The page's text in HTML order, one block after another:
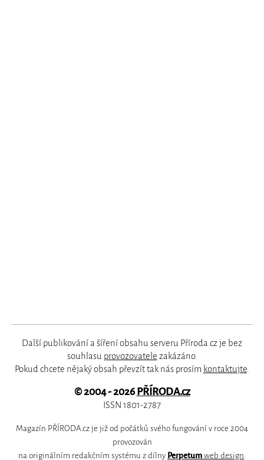
Další publikování a šíření obsahu serveru Příroda.cz je bez
souhlasu provozovatele zakázáno.
Pokud chcete nějaký obsah převzít tak nás prosím kontaktujte.
© 2004 - 2026PŘÍRODA.cz
ISSN 1801-2787
Magazín PŘÍRODA.cz je již od počátků svého fungování v roce 2004
provozován
na originálním redakčním systému z dílny Perpetum web design